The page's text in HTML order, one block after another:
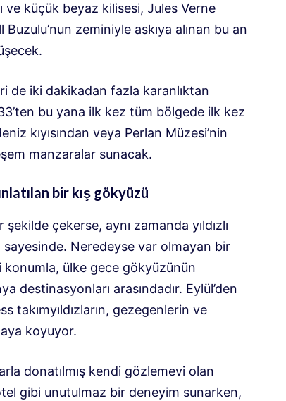
ve küçük beyaz kilisesi, Jules Verne
zeminiyle askıya alınan bu an
de iki dakikadan fazla karanlıktan
bu yana ilk kez tüm bölgede ilk kez
kıyısından veya Perlan Müzesi’nin
manzaralar sunacak.
bir kış gökyüzü
çekerse, aynı zamanda yıldızlı
sayesinde. Neredeyse var olmayan bir
konumla, ülke gece gökyüzünün
destinasyonları arasındadır. Eylül’den
takımyıldızların, gezegenlerin ve
koyuyor.
donatılmış kendi gözlemevi olan
gibi unutulmaz bir deneyim sunarken,